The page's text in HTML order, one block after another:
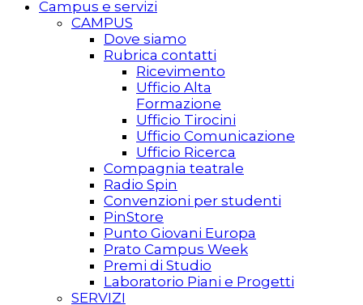
Campus e servizi
CAMPUS
Dove siamo
Rubrica contatti
Ricevimento
Ufficio Alta
Formazione
Ufficio Tirocini
Ufficio Comunicazione
Ufficio Ricerca
Compagnia teatrale
Radio Spin
Convenzioni per studenti
PinStore
Punto Giovani Europa
Prato Campus Week
Premi di Studio
Laboratorio Piani e Progetti
SERVIZI